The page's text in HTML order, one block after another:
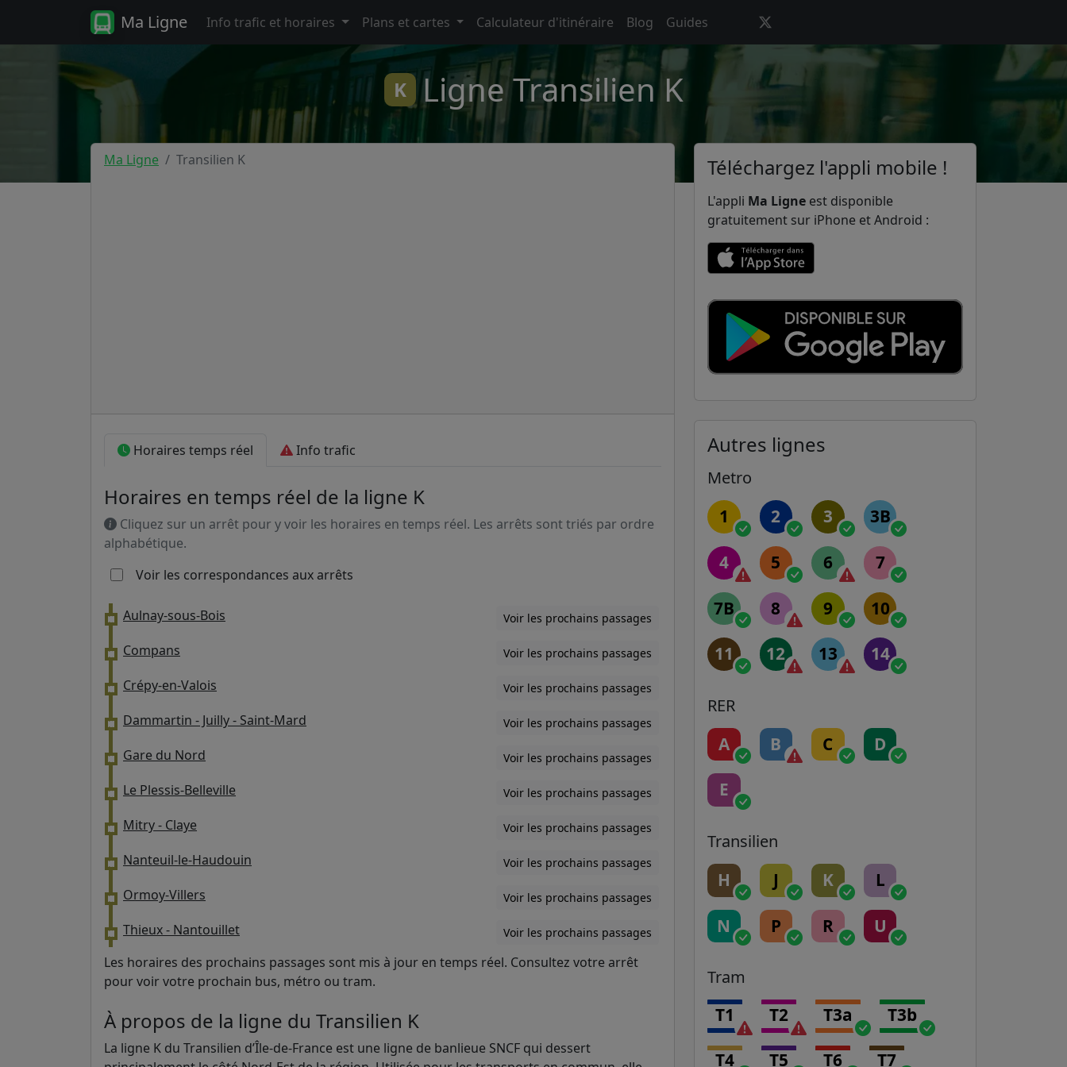
Ma Ligne Info trafic et horaires Plans et cartes Calculateur d'itinéraire Blog Guides
K Ligne Transilien K
Ma Ligne Transilien K
Horaires temps réel Info trafic
Horaires en temps réel de la ligne K
Cliquez sur un arrêt pour y voir les horaires en temps réel. Les arrêts sont triés par ordre
alphabétique.
Voir les correspondances aux arrêts
Aulnay-sous-Bois Voir les prochains passages
Compans Voir les prochains passages
Crépy-en-Valois Voir les prochains passages
Dammartin - Juilly - Saint-Mard Voir les prochains passages
Gare du Nord Voir les prochains passages
Le Plessis-Belleville Voir les prochains passages
Mitry - Claye Voir les prochains passages
Nanteuil-le-Haudouin Voir les prochains passages
Ormoy-Villers Voir les prochains passages
Thieux - Nantouillet Voir les prochains passages
Les horaires des prochains passages sont mis à jour en temps réel. Consultez votre arrêt
pour voir votre prochain bus, métro ou tram.
À propos de la ligne du Transilien K
La ligne K du Transilien d’Île-de-France est une ligne de banlieue SNCF qui dessert
Téléchargez l'appli mobile !
L'appli Ma Ligne est disponible
gratuitement sur iPhone et Android :
Autres lignes
Metro
1 2 3 3B
4 5 6 7
7B 8 9 10
11 12 13 14
RER
A B C D
E
Transilien
H J K L
N P R U
Tram
T1 T2 T3a T3b
T4 T5 T6 T7